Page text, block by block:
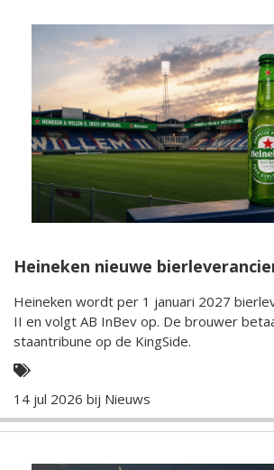
Heineken nieuwe
Heineken wordt per 1 januari 2027
II en volgt AB InBev op. De brouwer
staantribune op de KingSide.
14 jul 2026 bij Nieuws